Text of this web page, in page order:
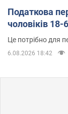
Податкова
чоловіків 18-
Це потрібно для
6.08.2026 18:42